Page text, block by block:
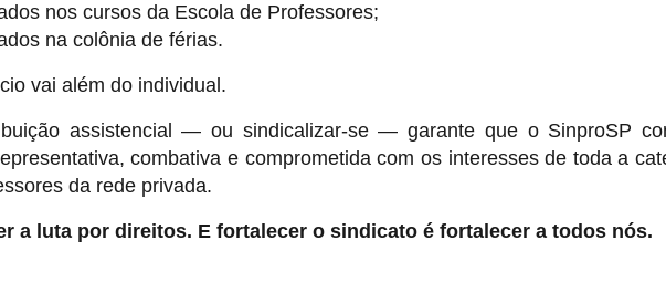
nos cursos da Escola de Professores;
na colônia de férias.
vai além do individual.
assistencial — ou sindicalizar-se — garante que o SinproSP
combativa e comprometida com os interesses de toda a
da rede privada.
a luta por direitos. E fortalecer o sindicato é fortalecer a todos nós.